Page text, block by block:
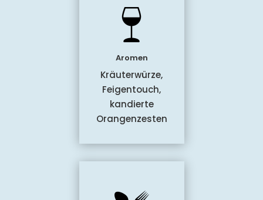
Aromen
Kräuterwürze,
Feigentouch,
kandierte
Orangenzesten